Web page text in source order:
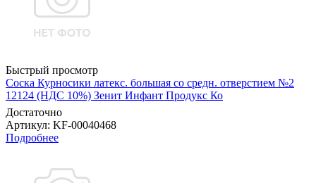
Быстрый просмотр
Соска Курносики латекс. большая со средн. отверстием №2
12124 (НДС 10%) Зенит Инфант Продукс Ко
Достаточно
Артикул: KF-00040468
Подробнее